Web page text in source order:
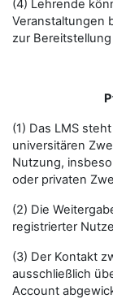
(4) Lehrende
Veranstaltungen
zur
(1) Das LMS
universitären
Nutzung,
oder privaten
(2) Die
registrierter
(3) Der Kontakt
ausschließlich
Account